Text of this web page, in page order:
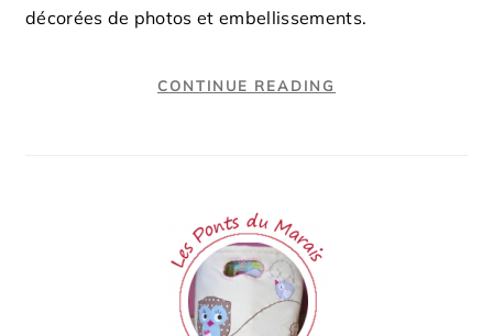
décorées de photos et embellissements.
CONTINUE READING